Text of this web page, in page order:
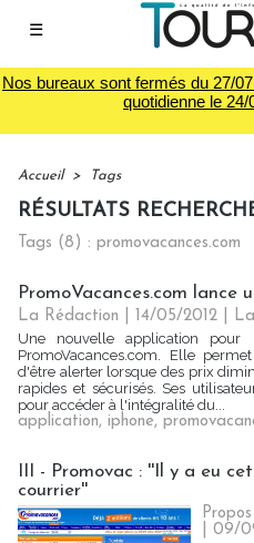
☰
Nos bureaux sont fermés du 27/
quotidienne le
Accueil > Tags
RÉSULTATS
Tags (8) : promovacances.com
PromoVacances.com lance
La Rédaction | 14/05/2012
Une nouvelle application
PromoVacances.com. Elle
d'être alerter lorsque des prix
rapides et sécurisés. Ses
pour accéder à l'intégralité du...
application, iphone,
III - Promovac : ''Il y a eu
courrier''
| 09/